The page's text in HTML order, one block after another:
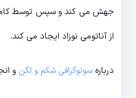
جهش می کند و سپس توسط
از آناتومی نوزاد ایجاد می کند.
درباره سونوگرافی شکم و لگن و